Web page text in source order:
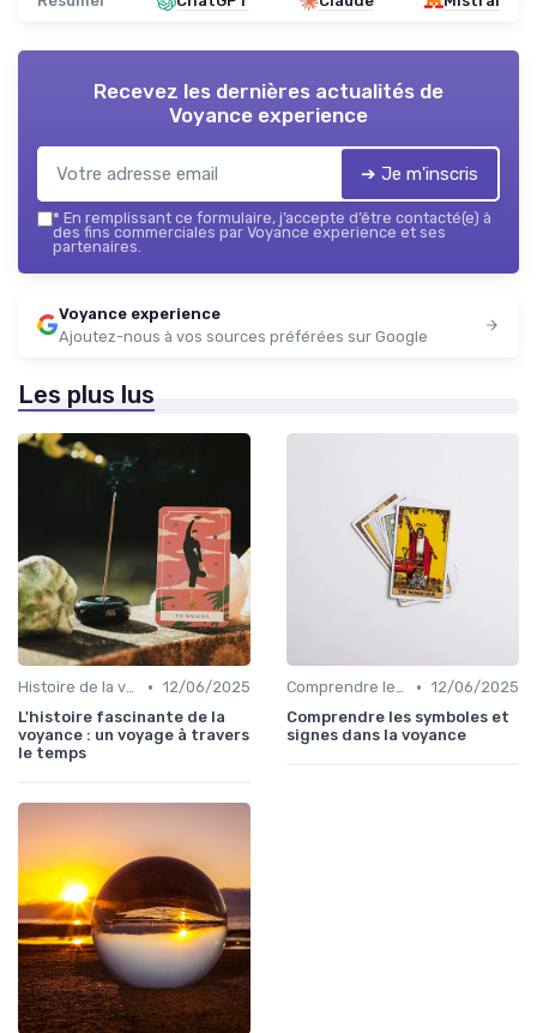
Recevez les dernières actualités de
Voyance experience
➔ Je m'inscris
* En remplissant ce formulaire, j’accepte d’être contacté(e) à
des fins commerciales par Voyance experience et ses
partenaires.
Voyance experience
Ajoutez-nous à vos sources préférées sur Google
Les plus lus
Histoire de la voyance • 12/06/2025
L'histoire fascinante de la
voyance : un voyage à travers
le temps
Comprendre les symboles et signes • 12/06/2025
Comprendre les symboles et
signes dans la voyance